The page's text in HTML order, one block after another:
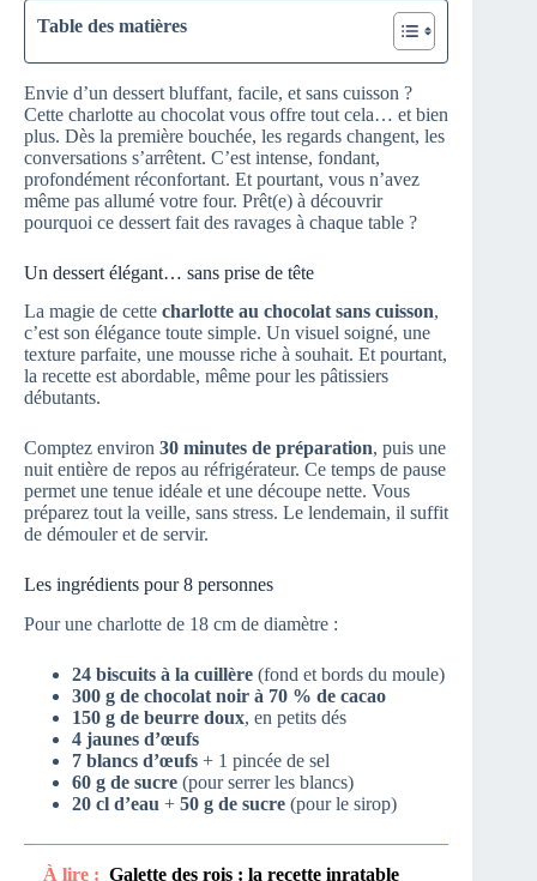
Table des matières
Envie d’un dessert bluffant, facile, et sans cuisson ?
Cette charlotte au chocolat vous offre tout cela… et bien
plus. Dès la première bouchée, les regards changent, les
conversations s’arrêtent. C’est intense, fondant,
profondément réconfortant. Et pourtant, vous n’avez
même pas allumé votre four. Prêt(e) à découvrir
pourquoi ce dessert fait des ravages à chaque table ?
Un dessert élégant… sans prise de tête
La magie de cette charlotte au chocolat sans cuisson,
c’est son élégance toute simple. Un visuel soigné, une
texture parfaite, une mousse riche à souhait. Et pourtant,
la recette est abordable, même pour les pâtissiers
débutants.
Comptez environ 30 minutes de préparation, puis une
nuit entière de repos au réfrigérateur. Ce temps de pause
permet une tenue idéale et une découpe nette. Vous
préparez tout la veille, sans stress. Le lendemain, il suffit
de démouler et de servir.
Les ingrédients pour 8 personnes
Pour une charlotte de 18 cm de diamètre :
24 biscuits à la cuillère (fond et bords du moule)
300 g de chocolat noir à 70 % de cacao
150 g de beurre doux, en petits dés
4 jaunes d’œufs
7 blancs d’œufs + 1 pincée de sel
60 g de sucre (pour serrer les blancs)
20 cl d’eau + 50 g de sucre (pour le sirop)
À lire : Galette des rois : la recette inratable